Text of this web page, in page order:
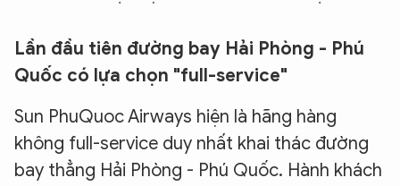
Lần đầu tiên đường bay Hải Phòng - Phú
Quốc có lựa chọn "full-service"
Sun PhuQuoc Airways hiện là hãng hàng
không full-service duy nhất khai thác đường
bay thẳng Hải Phòng - Phú Quốc. Hành khách